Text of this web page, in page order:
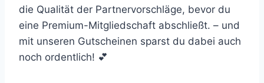
die Qualität der Partnervorschläge, bevor du
eine Premium-Mitgliedschaft abschließt. – und
mit unseren Gutscheinen sparst du dabei auch
noch ordentlich! 💕